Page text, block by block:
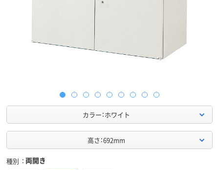
カラー：ホワイト
高さ：692mm
種別 両開き